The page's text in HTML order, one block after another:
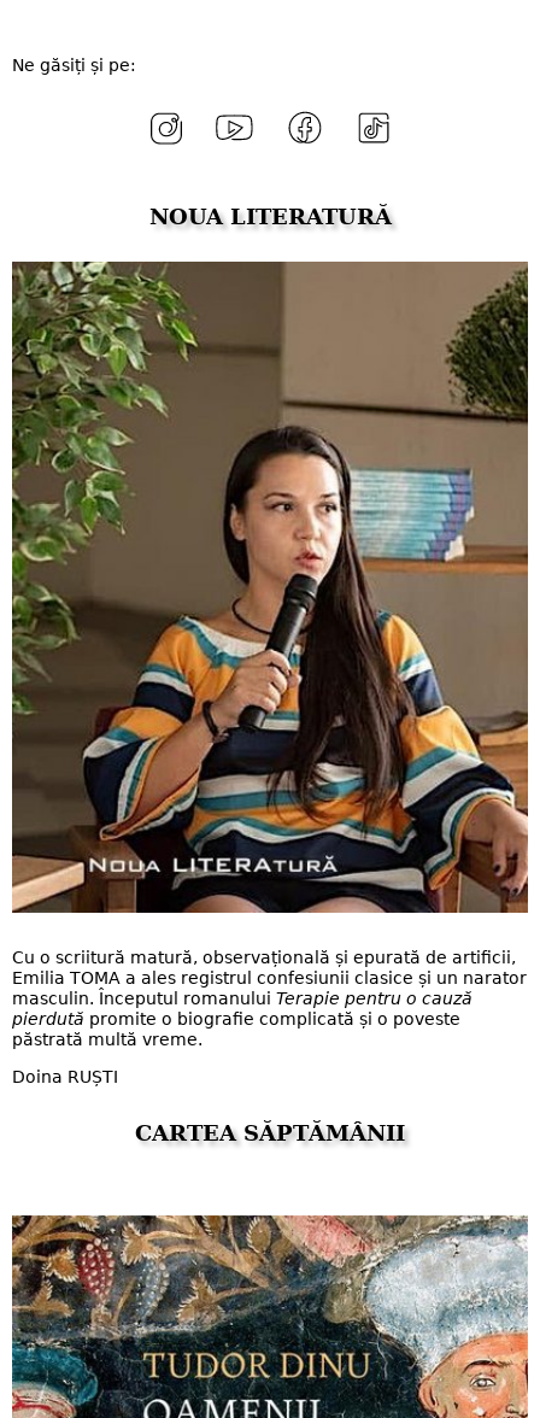
Ne găsiți și pe:
NOUA LITERATURĂ
Cu o scriitură matură, observațională și epurată de artificii,
Emilia TOMA a ales registrul confesiunii clasice și un narator
masculin. Începutul romanului Terapie pentru o cauză
pierdută promite o biografie complicată și o poveste
păstrată multă vreme.
Doina RUȘTI
CARTEA SĂPTĂMÂNII